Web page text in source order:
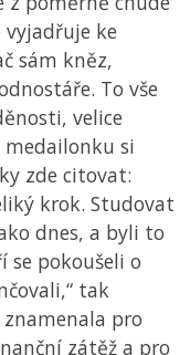
ke
sám kněz,
To vše
velice
si
zde citovat:
krok. Studovat
dnes, a byli to
se pokoušeli o
tak
pro
zátěž a pro